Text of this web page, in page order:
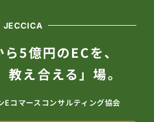
JECCICA
5億円のECを、
教え合える」場。
Eコマースコンサルティング協会